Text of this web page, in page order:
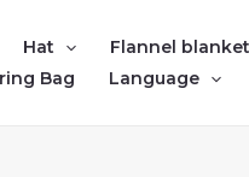
Hat Flannel blanket
Bag
Language